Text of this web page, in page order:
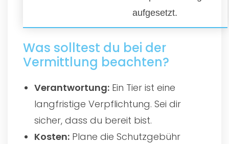
aufgesetzt.
Was solltest du bei der
Vermittlung beachten?
Verantwortung: Ein Tier ist eine
langfristige Verpflichtung. Sei dir
sicher, dass du bereit bist.
Kosten: Plane die Schutzgebühr